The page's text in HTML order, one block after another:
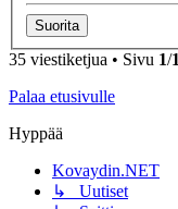
35 viestiketjua • Sivu 1/
Palaa etusivulle
Hyppää
Kovaydin.NET
↳ Uutiset